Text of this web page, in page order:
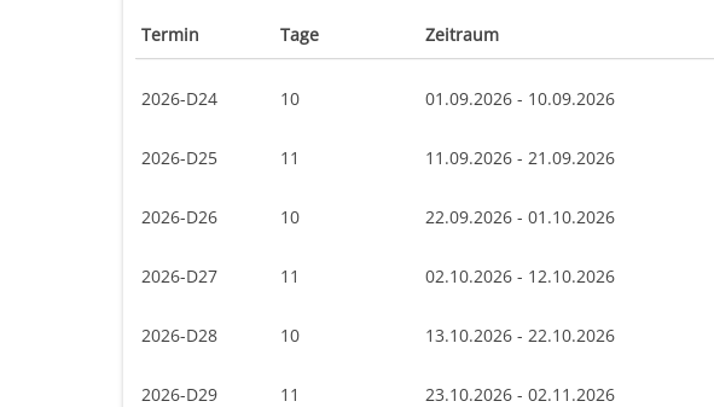
Termin Tage Zeitraum
2026-D24 10 01.09.2026 - 10.09.2026
2026-D25 11 11.09.2026 - 21.09.2026
2026-D26 10 22.09.2026 - 01.10.2026
2026-D27 11 02.10.2026 - 12.10.2026
2026-D28 10 13.10.2026 - 22.10.2026
2026-D29 11 23.10.2026 - 02.11.2026